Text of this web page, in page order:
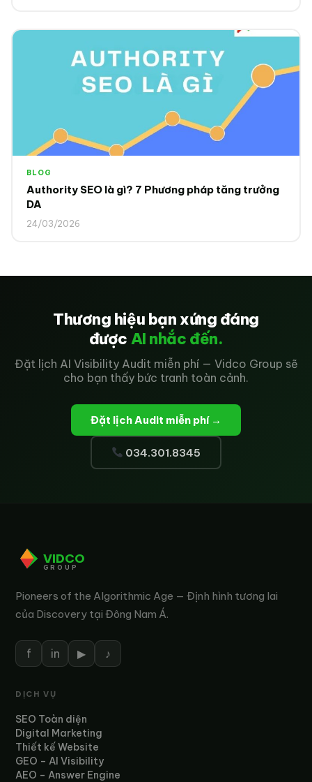
BLOG
Authority SEO là gì? 7 Phương pháp tăng trưởng
DA
24/03/2026
Thương hiệu bạn xứng đáng
được AI nhắc đến.
Đặt lịch AI Visibility Audit miễn phí — Vidco Group sẽ
cho bạn thấy bức tranh toàn cảnh.
Đặt lịch Audit miễn phí →
034.301.8345
VIDCO
GROUP
Pioneers of the Algorithmic Age — Định hình tương lai
của Discovery tại Đông Nam Á.
f in ▶ ♪
DỊCH VỤ
SEO Toàn diện
Digital Marketing
Thiết kế Website
GEO – AI Visibility
AEO – Answer Engine